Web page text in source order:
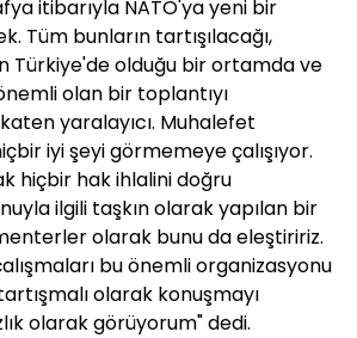
itibarıyla NATO'ya yeni bir
Tüm bunların tartışılacağı,
Türkiye'de olduğu bir ortamda ve
olan bir toplantıyı
yaralayıcı. Muhalefet
iyi şeyi görmemeye çalışıyor.
hiçbir hak ihlalini doğru
ilgili taşkın olarak yapılan bir
olarak bunu da eleştiririz.
bu önemli organizasyonu
olarak konuşmayı
olarak görüyorum" dedi.